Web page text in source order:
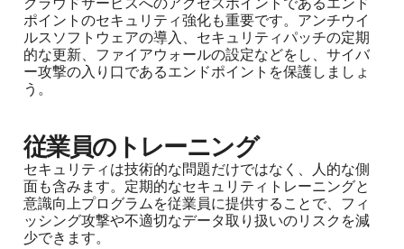
ポイントのセキュリティ強化も重要です。アンチウイ
ルスソフトウェアの導入、セキュリティパッチの定期
的な更新、ファイアウォールの設定などをし、サイバ
ー攻撃の入り口であるエンドポイントを保護しましょ
う。
従業員のトレーニング
セキュリティは技術的な問題だけではなく、人的な側
面も含みます。定期的なセキュリティトレーニングと
意識向上プログラムを従業員に提供することで、フィ
ッシング攻撃や不適切なデータ取り扱いのリスクを減
少できます。